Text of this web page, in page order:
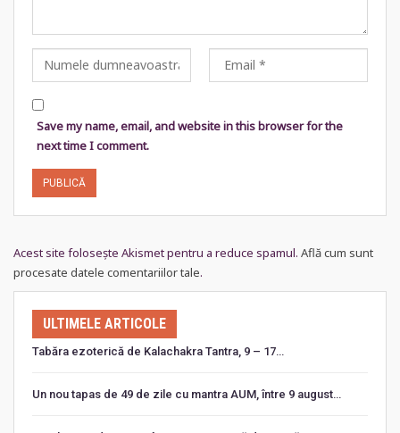
Save my name, email, and website in this browser for the
next time I comment.
Acest site folosește Akismet pentru a reduce spamul. Află cum sunt
procesate datele comentariilor tale.
ULTIMELE ARTICOLE
Tabăra ezoterică de Kalachakra Tantra, 9 – 17…
Un nou tapas de 49 de zile cu mantra AUM, între 9 august…